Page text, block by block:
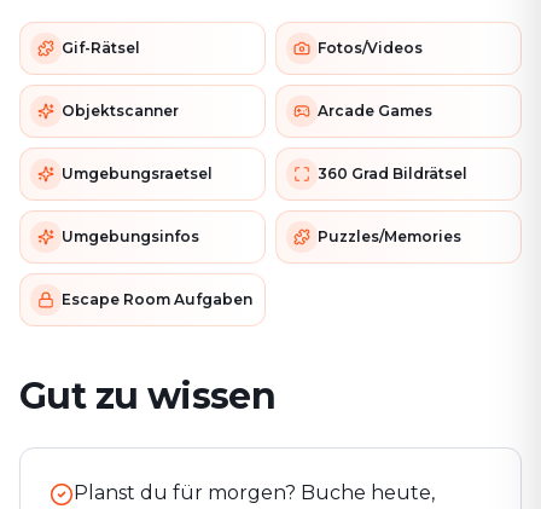
Gif-Rätsel Fotos/Videos
Objektscanner Arcade Games
Umgebungsraetsel 360 Grad Bildrätsel
Umgebungsinfos Puzzles/Memories
Escape Room Aufgaben
Gut zu wissen
Planst du für morgen? Buche heute,